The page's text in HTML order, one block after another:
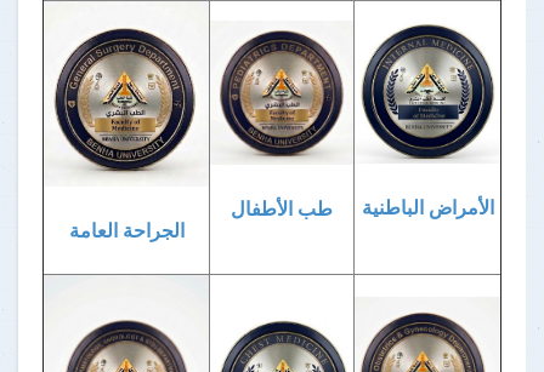
الأمراض الباطنية
طب الأطفال
الجراحة العامة